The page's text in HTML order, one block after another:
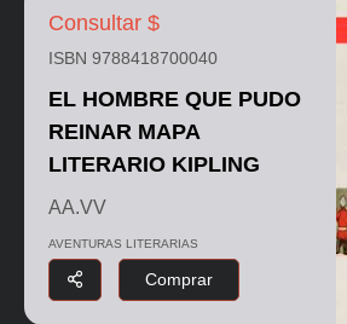
Consultar $
ISBN 9788418700040
EL HOMBRE QUE PUDO
REINAR MAPA
LITERARIO KIPLING
AA.VV
AVENTURAS LITERARIAS
Comprar